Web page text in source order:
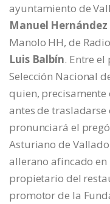
ayuntamiento de
Manuel
Manolo HH, de
Luis Balbín. Entre
Selección Nacional
quien, precisamente
antes de trasladarse
pronunciará el
Asturiano de
allerano afincado en
propietario del
promotor de la